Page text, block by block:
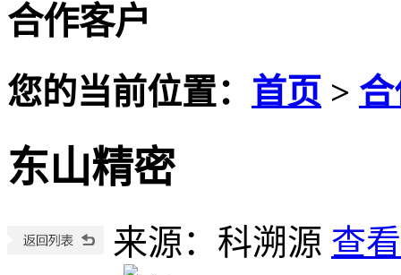
合作客户
您的当前位置： 首页 >
东山精密
来源：科溯源 查